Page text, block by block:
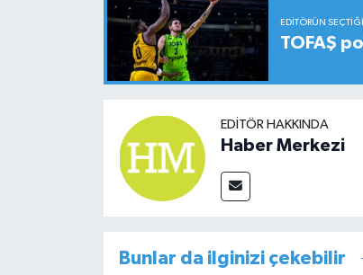
EDITÖRÜN SEÇTIĞI
TOFAŞ
EDITÖR HAKKINDA
Haber Merkezi
Bunlar da ilginizi çekebilir